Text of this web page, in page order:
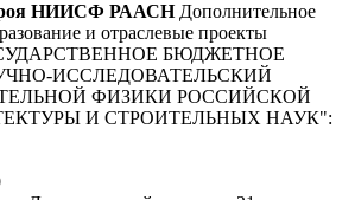
НИИСФ РААСН Дополнительное
и отраслевые проекты
БЮДЖЕТНОЕ
ИССЛЕДОВАТЕЛЬСКИЙ
ФИЗИКИ РОССИЙСКОЙ
И СТРОИТЕЛЬНЫХ НАУК":